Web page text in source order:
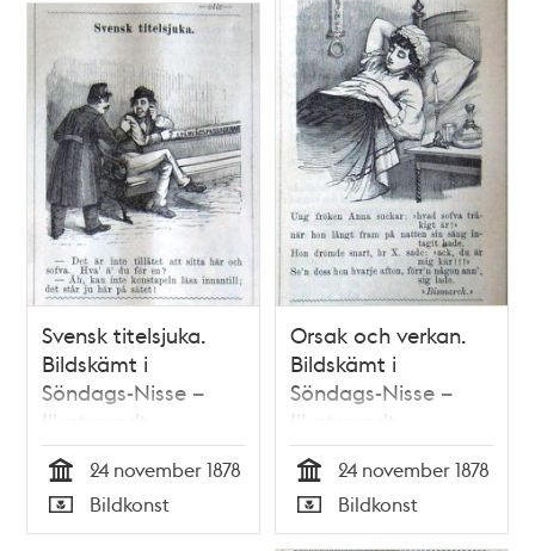
Svensk titelsjuka.
Bildskämt i
Söndags-Nisse –
Illustreradt
Veckoblad för
Skämt, Humor och
Satir, nr 47, den 24
november 1878
Tid
24 november 1878
Typ
Bildkonst
Orsak och verkan.
Bildskämt i
Söndags-Nisse –
Illustreradt
Veckoblad för
Skämt, Humor och
Satir, nr 47, den 24
november 1878
Tid
24 november 1878
Typ
Bildkonst